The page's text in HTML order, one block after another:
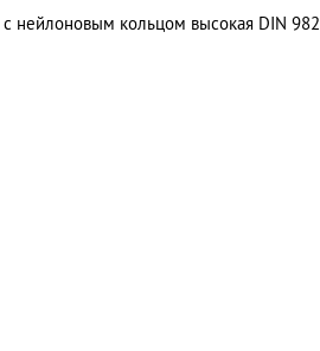
с нейлоновым кольцом высокая DIN 982